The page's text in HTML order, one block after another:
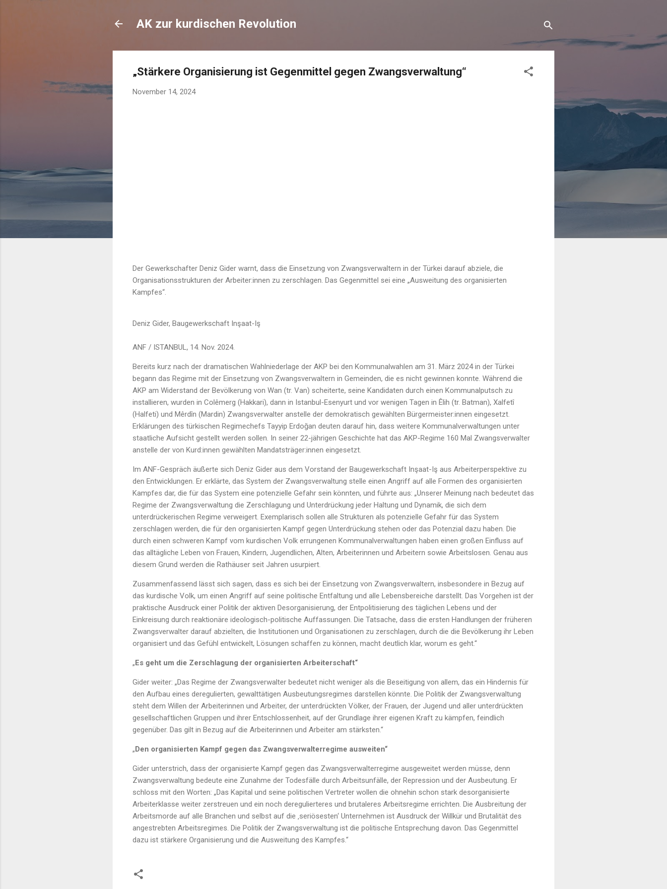
AK zur kurdischen Revolution
„Stärkere Organisierung ist Gegenmittel gegen Zwangsverwaltung“
November 14, 2024
Der Gewerkschafter Deniz Gider warnt, dass die Einsetzung von Zwangsverwaltern in der Türkei darauf abziele, die
Organisationsstrukturen der Arbeiter:innen zu zerschlagen. Das Gegenmittel sei eine „Ausweitung des organisierten
Kampfes“.
Deniz Gider, Baugewerkschaft Inşaat-Iş
ANF / ISTANBUL, 14. Nov. 2024.
Bereits kurz nach der dramatischen Wahlniederlage der AKP bei den Kommunalwahlen am 31. März 2024 in der Türkei
begann das Regime mit der Einsetzung von Zwangsverwaltern in Gemeinden, die es nicht gewinnen konnte. Während die
AKP am Widerstand der Bevölkerung von Wan (tr. Van) scheiterte, seine Kandidaten durch einen Kommunalputsch zu
installieren, wurden in Colêmerg (Hakkari), dann in Istanbul-Esenyurt und vor wenigen Tagen in Êlih (tr. Batman), Xalfetî
(Halfeti) und Mêrdîn (Mardin) Zwangsverwalter anstelle der demokratisch gewählten Bürgermeister:innen eingesetzt.
Erklärungen des türkischen Regimechefs Tayyip Erdoğan deuten darauf hin, dass weitere Kommunalverwaltungen unter
staatliche Aufsicht gestellt werden sollen. In seiner 22-jährigen Geschichte hat das AKP-Regime 160 Mal Zwangsverwalter
anstelle der von Kurd:innen gewählten Mandatsträger:innen eingesetzt.
Im ANF-Gespräch äußerte sich Deniz Gider aus dem Vorstand der Baugewerkschaft Inşaat-Iş aus Arbeiterperspektive zu
den Entwicklungen. Er erklärte, das System der Zwangsverwaltung stelle einen Angriff auf alle Formen des organisierten
Kampfes dar, die für das System eine potenzielle Gefahr sein könnten, und führte aus: „Unserer Meinung nach bedeutet das
Regime der Zwangsverwaltung die Zerschlagung und Unterdrückung jeder Haltung und Dynamik, die sich dem
unterdrückerischen Regime verweigert. Exemplarisch sollen alle Strukturen als potenzielle Gefahr für das System
zerschlagen werden, die für den organisierten Kampf gegen Unterdrückung stehen oder das Potenzial dazu haben. Die
durch einen schweren Kampf vom kurdischen Volk errungenen Kommunalverwaltungen haben einen großen Einfluss auf
das alltägliche Leben von Frauen, Kindern, Jugendlichen, Alten, Arbeiterinnen und Arbeitern sowie Arbeitslosen. Genau aus
diesem Grund werden die Rathäuser seit Jahren usurpiert.
Zusammenfassend lässt sich sagen, dass es sich bei der Einsetzung von Zwangsverwaltern, insbesondere in Bezug auf
das kurdische Volk, um einen Angriff auf seine politische Entfaltung und alle Lebensbereiche darstellt. Das Vorgehen ist der
praktische Ausdruck einer Politik der aktiven Desorganisierung, der Entpolitisierung des täglichen Lebens und der
Einkreisung durch reaktionäre ideologisch-politische Auffassungen. Die Tatsache, dass die ersten Handlungen der früheren
Zwangsverwalter darauf abzielten, die Institutionen und Organisationen zu zerschlagen, durch die die Bevölkerung ihr Leben
organisiert und das Gefühl entwickelt, Lösungen schaffen zu können, macht deutlich klar, worum es geht.“
„Es geht um die Zerschlagung der organisierten Arbeiterschaft“
Gider weiter: „Das Regime der Zwangsverwalter bedeutet nicht weniger als die Beseitigung von allem, das ein Hindernis für
den Aufbau eines deregulierten, gewalttätigen Ausbeutungsregimes darstellen könnte. Die Politik der Zwangsverwaltung
steht dem Willen der Arbeiterinnen und Arbeiter, der unterdrückten Völker, der Frauen, der Jugend und aller unterdrückten
gesellschaftlichen Gruppen und ihrer Entschlossenheit, auf der Grundlage ihrer eigenen Kraft zu kämpfen, feindlich
gegenüber. Das gilt in Bezug auf die Arbeiterinnen und Arbeiter am stärksten.“
„Den organisierten Kampf gegen das Zwangsverwalterregime ausweiten“
Gider unterstrich, dass der organisierte Kampf gegen das Zwangsverwalterregime ausgeweitet werden müsse, denn
Zwangsverwaltung bedeute eine Zunahme der Todesfälle durch Arbeitsunfälle, der Repression und der Ausbeutung. Er
schloss mit den Worten: „Das Kapital und seine politischen Vertreter wollen die ohnehin schon stark desorganisierte
Arbeiterklasse weiter zerstreuen und ein noch deregulierteres und brutaleres Arbeitsregime errichten. Die Ausbreitung der
Arbeitsmorde auf alle Branchen und selbst auf die ‚seriösesten‘ Unternehmen ist Ausdruck der Willkür und Brutalität des
angestrebten Arbeitsregimes. Die Politik der Zwangsverwaltung ist die politische Entsprechung davon. Das Gegenmittel
dazu ist stärkere Organisierung und die Ausweitung des Kampfes.“